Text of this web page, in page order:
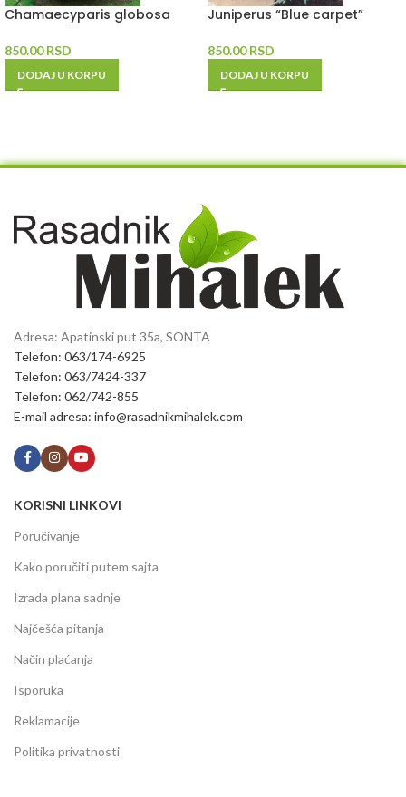
Chamaecyparis globosa
850.00RSD
DODAJ U KORPU
Juniperus “Blue carpet”
850.00RSD
DODAJ U KORPU
Adresa: Apatinski put 35a, SONTA
Telefon: 063/174-6925
Telefon: 063/7424-337
Telefon: 062/742-855
E-mail adresa: info@rasadnikmihalek.com
KORISNI LINKOVI
Poručivanje
Kako poručiti putem sajta
Izrada plana sadnje
Najčešća pitanja
Način plaćanja
Isporuka
Reklamacije
Politika privatnosti